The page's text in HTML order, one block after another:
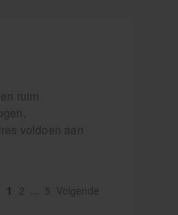
ruim
voldoen aan
1 2 5 Volgende